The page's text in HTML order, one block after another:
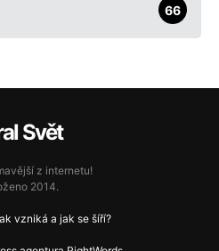
66
Svět
z internetu!
2014.
vzniká a jak se šíří?